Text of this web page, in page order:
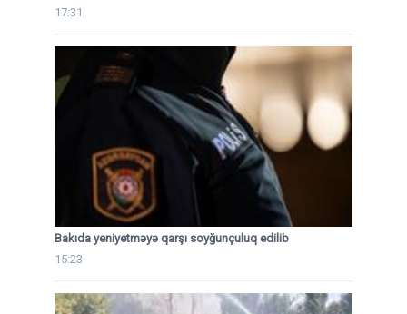
17:31
Bakıda yeniyetməyə qarşı soyğunçuluq edilib
15:23